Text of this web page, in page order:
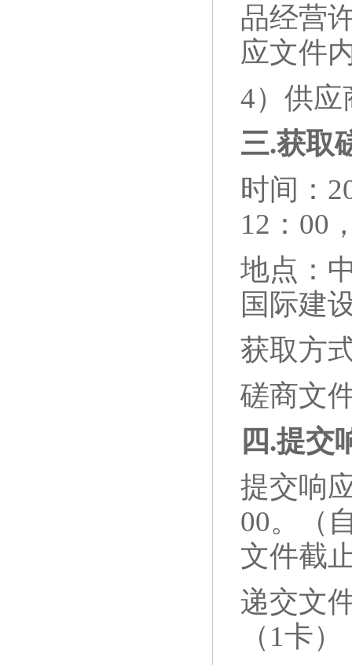
品经营
应文件
4）供应
三.获取
时间：
12：00
地点：
国际建
获取方
磋商文
四.提交
提交响
00。（
文件截
递交文
（1卡